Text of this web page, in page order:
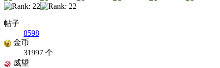
帖子
8598
金币
31997 个
威望